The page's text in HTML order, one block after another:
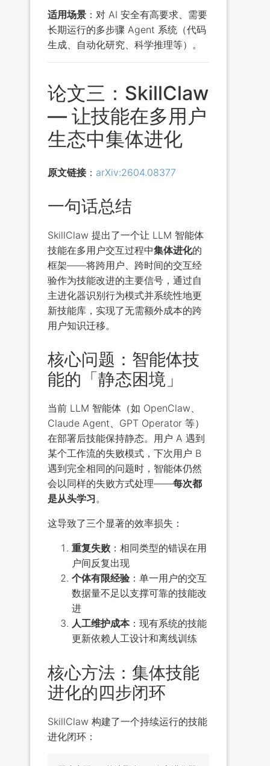
适用场景 ：对 AI 安全有高要求、需要
长期运行的多步骤 Agent 系统（代码
生成、自动化研究、科学推理等）。
论文三：SkillClaw
— 让技能在多用户
生态中集体进化
原文链接： arXiv:2604.08377
一句话总结
SkillClaw 提出了一个让 LLM 智能体
技能在多用户交互过程中集体进化的
框架——将跨用户、跨时间的交互经
验作为技能改进的主要信号，通过自
主进化器识别行为模式并系统性地更
新技能库，实现了无需额外成本的跨
用户知识迁移。
核心问题：智能体技
能的「静态困境」
当前 LLM 智能体（如 OpenClaw、
Claude Agent、GPT Operator 等）
在部署后技能保持静态。用户 A 遇到
某个工作流的失败模式，下次用户 B
遇到完全相同的问题时，智能体仍然
会以同样的失败方式处理——每次都
是从头学习。
这导致了三个显著的效率损失：
重复失败 ：相同类型的错误在用
户间反复出现
个体有限经验 ：单一用户的交互
数据量不足以支撑可靠的技能改
进
人工维护成本：现有系统的技能
更新依赖人工设计和离线训练
核心方法：集体技能
进化的四步闭环
SkillClaw 构建了一个持续运行的技能
进化闭环：